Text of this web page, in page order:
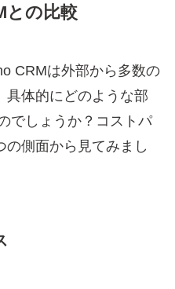
との比較
CRMは外部から多数の
具体的にどのような部
でしょうか？コストパ
の側面から見てみまし